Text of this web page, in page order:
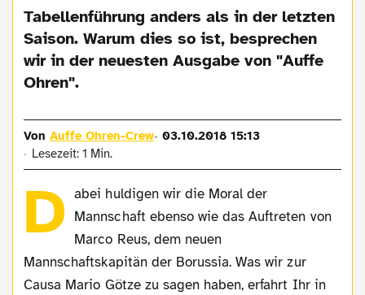
Tabellenführung anders als in der letzten
Saison. Warum dies so ist, besprechen
wir in der neuesten Ausgabe von "Auffe
Ohren".
VonAuffe Ohren-Crew 03.10.2018 15:13
Lesezeit: 1 Min.
D abei huldigen wir die Moral der
Mannschaft ebenso wie das Auftreten von
Marco Reus, dem neuen
Mannschaftskapitän der Borussia. Was wir zur
Causa Mario Götze zu sagen haben, erfahrt Ihr in